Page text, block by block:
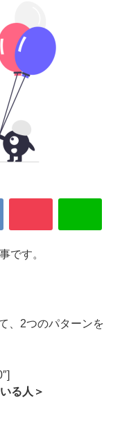
です。
、2つのパターンを
る人＞